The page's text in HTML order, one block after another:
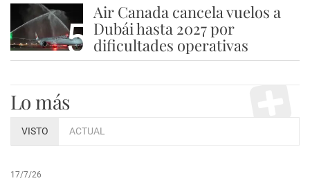
5
Air Canada cancela vuelos a
Dubái hasta 2027 por
dificultades operativas
Lo más
VISTO ACTUAL
17/7/26